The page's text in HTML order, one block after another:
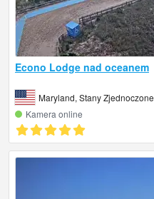
Econo Lodge nad oceanem
Maryland, Stany Zjednoczone
Kamera online